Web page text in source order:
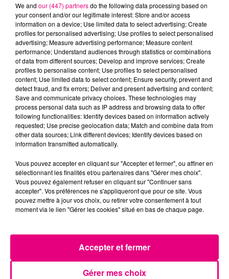
DADDY YANKEE
Lo Que Pasó, Pasó
HUGEL & SOLTO
Jamaican
RAYE
Where Is My
Husband!
L'HOROSCOPE
Bélier Taureau Gémeaux
Lion
We and our (447) partnersdo the following data processing based on
your consent and/or our legitimate interest: Store and/or access
information on a device; Use limited data to select advertising; Create
profiles for personalised advertising; Use profiles to select personalised
advertising; Measure advertising performance; Measure content
performance; Understand audiences through statistics or combinations
of data from different sources; Develop and improve services; Create
profiles to personalise content; Use profiles to select personalised
content; Use limited data to select content; Ensure security, prevent and
detect fraud, and fix errors; Deliver and present advertising and content;
Save and communicate privacy choices. These technologies may
process personal data such as IP address and browsing data to offer
following functionalities: Identify devices based on information actively
requested; Use precise geolocation data; Match and combine data from
other data sources; Link different devices; Identify devices based on
information transmitted automatically.
Vous pouvez accepter en cliquant sur "Accepter et fermer", ou affiner en
sélectionnant les finalités et/ou partenaires dans "Gérer mes choix".
Vous pouvez également refuser en cliquant sur "Continuer sans
accepter". Vos préférences ne s'appliqueront que pour ce site. Vous
pouvez mettre à jour vos choix, ou retirer votre consentement à tout
moment via le lien "Gérer les cookies" situé en bas de chaque page.
Gérer mes choix
Accepter et fermer